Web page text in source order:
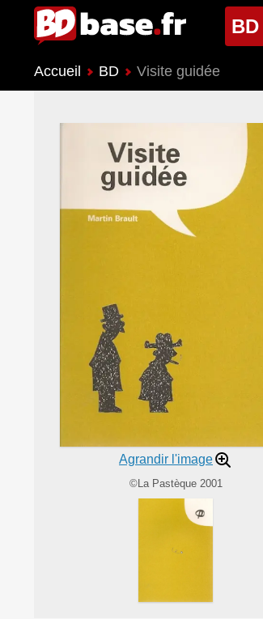
BD
Accueil BD Visite guidée
Agrandir l'image
©La Pastèque 2001